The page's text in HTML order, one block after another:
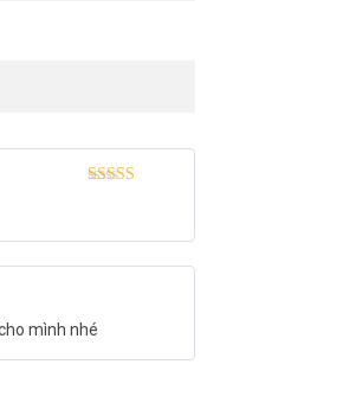
ưu đãi tốt nhất. Tham
mình nhé